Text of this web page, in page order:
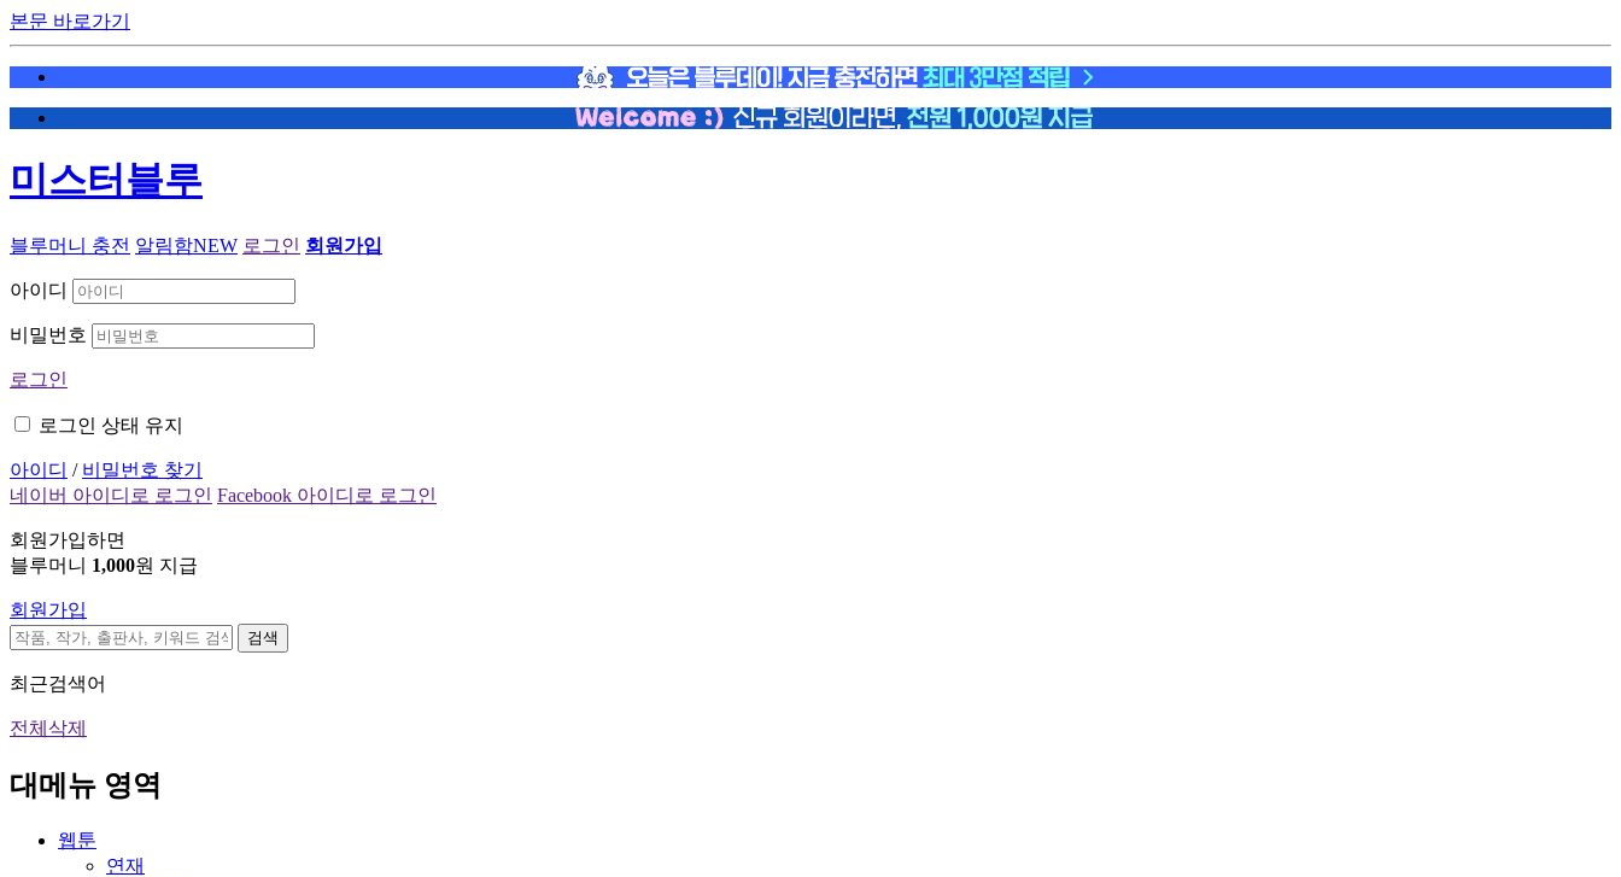
본문 바로가기
미스터블루
블루머니 충전 알림함NEW 로그인 회원가입
아이디
비밀번호
로그인
로그인 상태 유지
아이디 / 비밀번호 찾기
네이버 아이디로 로그인 Facebook 아이디로 로그인
회원가입하면
블루머니 1,000원 지급
회원가입
검색
최근검색어
전체삭제
대메뉴 영역
웹툰
연재